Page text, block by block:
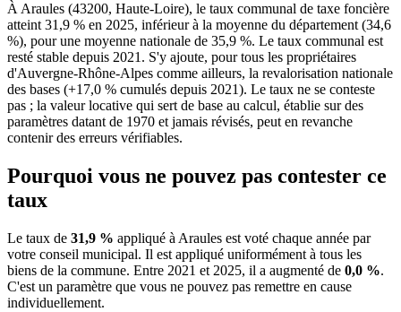
À Araules (43200, Haute-Loire), le taux communal de taxe foncière
atteint 31,9 % en 2025, inférieur à la moyenne du département (34,6
%), pour une moyenne nationale de 35,9 %. Le taux communal est
resté stable depuis 2021. S'y ajoute, pour tous les propriétaires
d'Auvergne-Rhône-Alpes comme ailleurs, la revalorisation nationale
des bases (+17,0 % cumulés depuis 2021). Le taux ne se conteste
pas ; la valeur locative qui sert de base au calcul, établie sur des
paramètres datant de 1970 et jamais révisés, peut en revanche
contenir des erreurs vérifiables.
Pourquoi vous ne pouvez pas contester ce
taux
Le taux de 31,9 % appliqué à Araules est voté chaque année par
votre conseil municipal. Il est appliqué uniformément à tous les
biens de la commune. Entre 2021 et 2025, il a augmenté de 0,0 %.
C'est un paramètre que vous ne pouvez pas remettre en cause
individuellement.